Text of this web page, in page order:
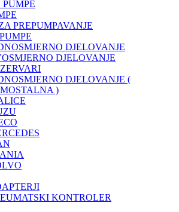
PREPUMPAVANJE
DJELOVANJE
DJELOVANJE
DJELOVANJE (
)
KONTROLER